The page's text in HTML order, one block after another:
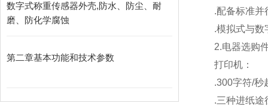
数字式称重传感器外壳,防水、防尘、耐
磨、防化学腐蚀
第二章基本功能和技术参数
.配备标准并
.模拟式与数
2.电器选购
打印机：
.300字符/秒
.三种进纸途